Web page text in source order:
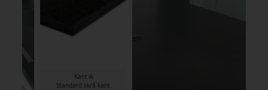
Kant A
Standard skrå kant